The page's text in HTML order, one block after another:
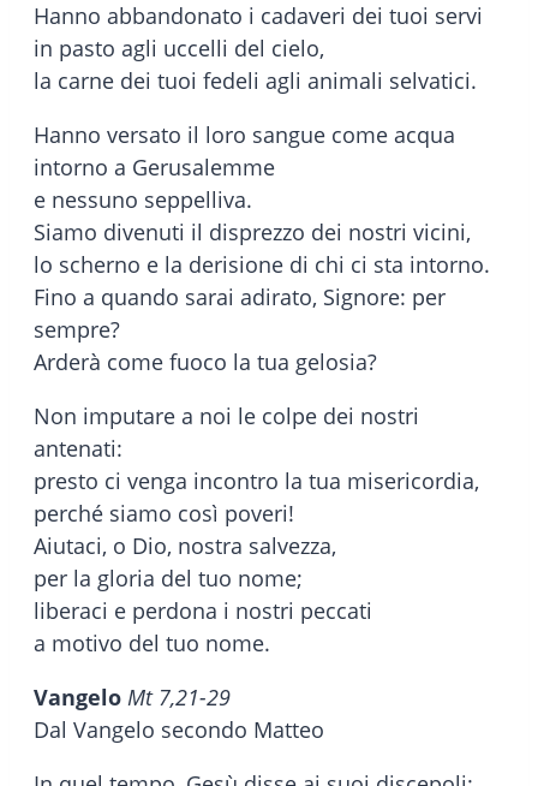
Hanno abbandonato i cadaveri dei tuoi servi
in pasto agli uccelli del cielo,
la carne dei tuoi fedeli agli animali selvatici.
Hanno versato il loro sangue come acqua
intorno a Gerusalemme
e nessuno seppelliva.
Siamo divenuti il disprezzo dei nostri vicini,
lo scherno e la derisione di chi ci sta intorno.
Fino a quando sarai adirato, Signore: per
sempre?
Arderà come fuoco la tua gelosia?
Non imputare a noi le colpe dei nostri
antenati:
presto ci venga incontro la tua misericordia,
perché siamo così poveri!
Aiutaci, o Dio, nostra salvezza,
per la gloria del tuo nome;
liberaci e perdona i nostri peccati
a motivo del tuo nome.
Vangelo Mt 7,21-29
Dal Vangelo secondo Matteo